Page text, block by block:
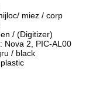
miez / corp
/ (Digitizer)
Nova 2, PIC-AL00
/ black